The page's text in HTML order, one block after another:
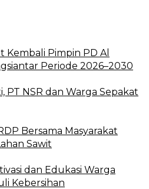
Kembali Pimpin PD Al
Periode 2026–2030
PT NSR dan Warga Sepakat
Bersama Masyarakat
Sawit
dan Edukasi Warga
Kebersihan